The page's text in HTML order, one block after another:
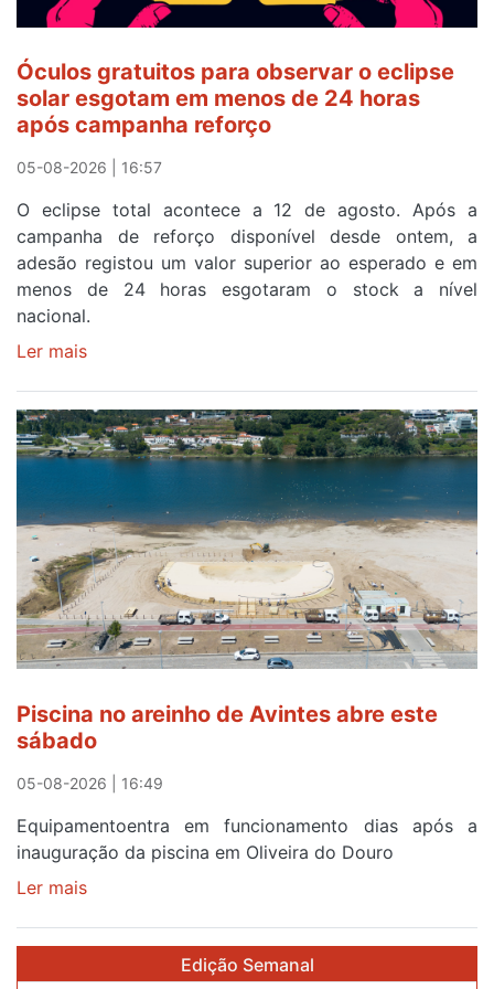
a
a
meta
em
Sintra
primeira
etapa
da
87ª
Volta
Óculos gratuitos para observar o eclipse
solar esgotam em menos de 24 horas
após campanha reforço
05-08-2026 | 16:57
O eclipse total acontece a 12 de agosto. Após a
campanha de reforço disponível desde ontem, a
adesão registou um valor superior ao esperado e em
menos de 24 horas esgotaram o stock a nível
nacional.
Ler mais
gratuitos
para
observar
eclipse
solar
esgotam
em
menos
de
24
após
campanha
reforço
Piscina no areinho de Avintes abre este
sábado
05-08-2026 | 16:49
Equipamentoentra em funcionamento dias após a
inauguração da piscina em Oliveira do Douro
Ler mais
Edição Semanal